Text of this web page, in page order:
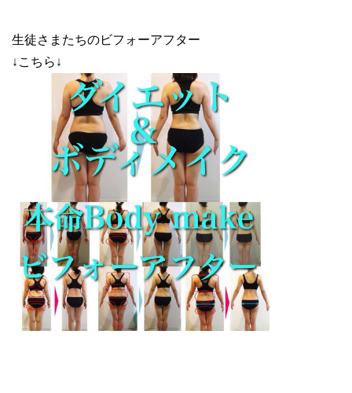
生徒さまたちのビフォーアフター
↓こちら↓